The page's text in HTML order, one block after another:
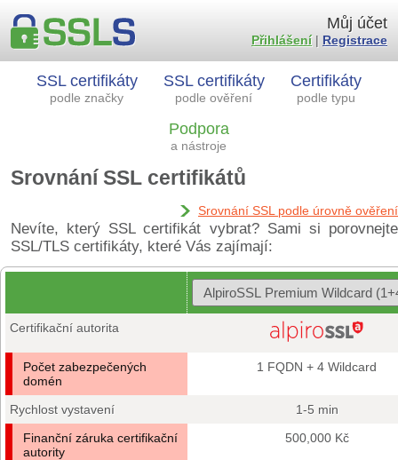
SSL certifikáty
podle značky
SSL certifikáty
podle ověření
Certifikáty
podle typu
Podpora
a nástroje
Můj účet
Přihlášení| Registrace
Srovnání SSL certifikátů
Srovnání SSL podle úrovně ověření
Nevíte, který SSL certifikát vybrat? Sami si porovnejte
SSL/TLS certifikáty, které Vás zajímají:
Certifikační autorita
Počet zabezpečených
domén
1 FQDN + 4 Wildcard
Rychlost vystavení
1-5 min
Finanční záruka certifikační
autority
500,000 Kč